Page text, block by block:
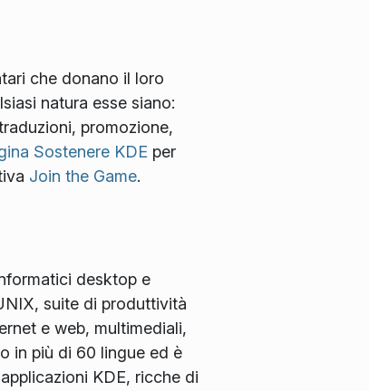
che donano il loro
natura esse siano:
promozione,
Sostenere KDE per
Join the Game.
desktop e
suite di produttività
e web, multimediali,
in più di 60 lingue ed è
KDE, ricche di